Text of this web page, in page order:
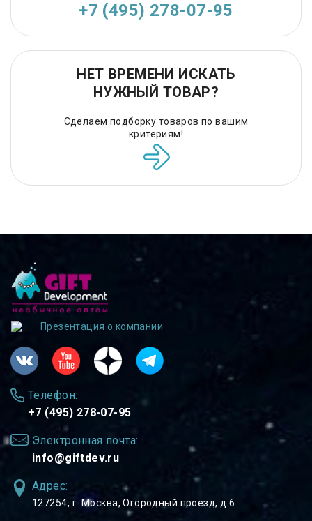
+7 (495) 278-07-95
НЕТ ВРЕМЕНИ ИСКАТЬ
НУЖНЫЙ ТОВАР?
Сделаем подборку товаров по вашим
критериям!
Презентация о компании
Телефон:
+7 (495) 278-07-95
Электронная почта:
info@giftdev.ru
Адрес:
127254, ⁠г. Москва, Огородный проезд, д.6